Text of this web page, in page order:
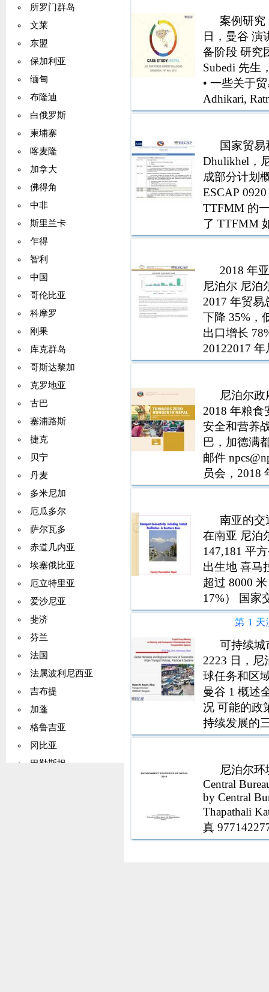
所罗门群岛
文莱
东盟
保加利亚
缅甸
布隆迪
白俄罗斯
柬埔寨
喀麦隆
加拿大
佛得角
中非
斯里兰卡
乍得
智利
中国
哥伦比亚
科摩罗
刚果
库克群岛
哥斯达黎加
克罗地亚
古巴
塞浦路斯
捷克
贝宁
丹麦
多米尼加
厄瓜多尔
萨尔瓦多
赤道几内亚
埃塞俄比亚
厄立特里亚
爱沙尼亚
斐济
芬兰
法国
法属波利尼西亚
吉布提
加蓬
格鲁吉亚
冈比亚
巴勒斯坦
5 。
Pl;ofkzfGt
lgoft cfkm
gkfnn
usf ;bo
;bo fi6x?df
dVo ;rsx?
lrq kToIf
平均 %）
平均 %）
% 印度 中国
Intelligence
PTA 优惠贸
在总出口中
伴的进口在
WTO 义务
效应用的税
有）。具有
平均，数据
资报告
案例研究
日，曼谷 演
备阶段 研究
Subedi 先生
• 一些关于
Adhikari,
行独立评估
国家贸
Dhulikhel，
成部分计划
ESCAP
TTFMM 的
了 TTFMM
贸易便利化
2018 年
尼泊尔 尼泊
2017 年贸易
下降 35%，
出口增长
20122017
年增长
尼泊尔
2018 年粮食
安全和营养
巴，加德满
邮件
员会，2018
输入由
南亚的交
在南亚 尼泊
147,181 平
出生地 喜马
超过 8000
17%） 国家
域和次区域
机场，完全
第 1 天
可持续城
2223 日，
球任务和区
曼谷 1 概述
况 可能的政
持续发展的
个具体目标
尼泊尔
Central
by Central
Thapathali
真